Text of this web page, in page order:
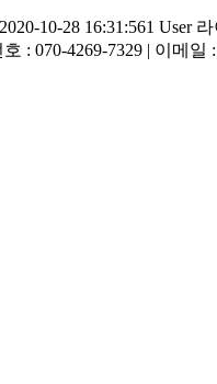
2020-10-28 16:31:561 User
: 070-4269-7329 | 이메일